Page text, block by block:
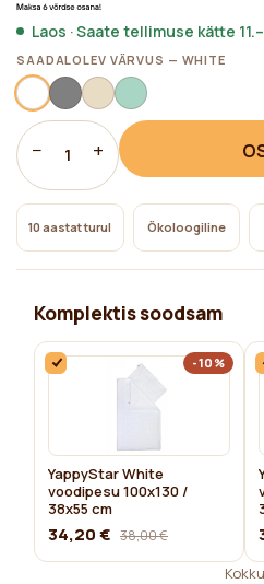
Laos · Saate tellimuse kätte
SAADALOLEV VÄRVUS — WHITE
− 1 +
10 aastat turul Ökoloogiline
Komplektis soodsam
-10%
YappyStar White
voodipesu 100x130 /
38x55 cm
34,20 € 38,00 €
Kokku
veebisaidi toimimiseks
kasutamiseks ei ole vaja